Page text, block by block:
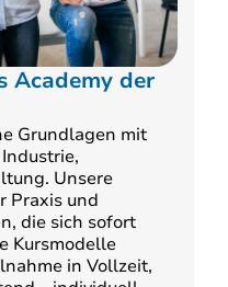
Academy der
Grundlagen mit
Unsere
Praxis und
die sich sofort
Kursmodelle
in Vollzeit,